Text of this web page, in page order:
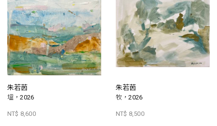
朱若茵
塭，2026
NT$ 8,600
朱若茵
牧，2026
NT$ 8,500